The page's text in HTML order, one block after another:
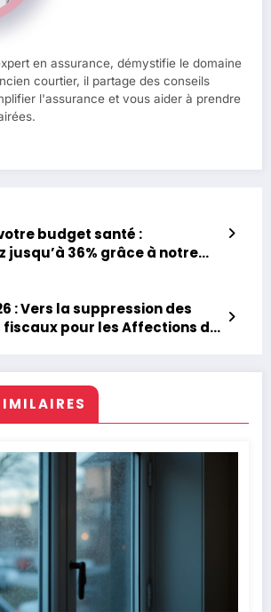
en assurance, démystifie le domaine
courtier, il partage des conseils
l'assurance et vous aider à prendre
budget santé :
jusqu’à 36% grâce à notre
: Vers la suppression des
pour les Affections de